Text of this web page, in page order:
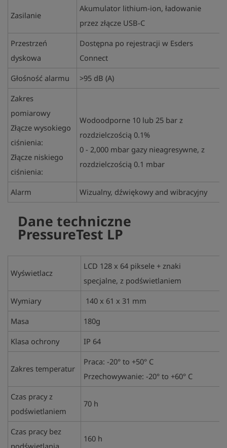
Dane techniczne
PressureTest LP
Wyświetlacz
LCD 128 x 64 piksele + znaki
specjalne, z podświetlaniem
Wymiary
140 x 61 x 31 mm
Masa
180g
Klasa ochrony
IP 64
Zakres temperatur
Praca: -20° to +50° C
Przechowywanie: -20° to +60° C
Czas pracy z
podświetlaniem
70 h
Czas pracy bez
podświetlania
160 h
Zasilanie
Akumulator lithium-ion, ładowanie
przez złącze USB-C
Przestrzeń
dyskowa
Dostępna po rejestracji w Esders
Connect
Głośność alarmu
>95 dB (A)
Zakres
pomiarowy
Złącze wysokiego
ciśnienia:
Złącze niskiego
ciśnienia:
Wodoodporne 10 lub 25 bar z
rozdzielczością 0.1%
0 - 2,000 mbar gazy nieagresywne, z
rozdzielczością 0.1 mbar
Alarm Wizualny, dźwiękowy and wibracyjny